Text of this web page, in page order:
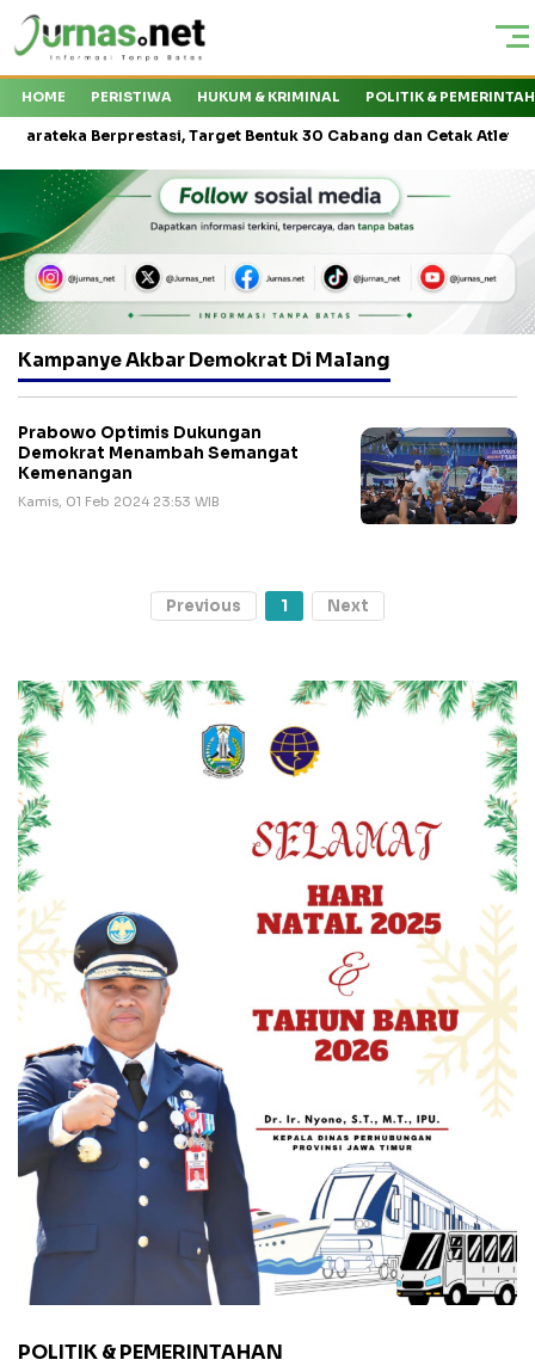
HOME PERISTIWA HUKUM & KRIMINAL POLITIK &
Berprestasi, Target Bentuk 30 Cabang dan Cetak Atlet
Kampanye Akbar Demokrat Di Malang
Prabowo Optimis Dukungan
Demokrat Menambah Semangat
Kemenangan
Kamis, 01 Feb 2024 23:53 WIB
Previous 1 Next
POLITIK & PEMERINTAHAN